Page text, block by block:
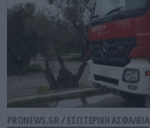
PRONEWS.GR / ΕΣΩΤΕΡΙΚΗ ΑΣΦΑΛΕΙΑ